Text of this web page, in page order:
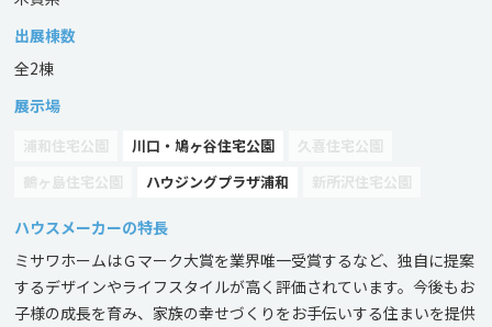
出展棟数
全2棟
展示場
浦和住宅公園 川口・鳩ヶ谷住宅公園
久喜住宅公園
鶴ヶ島住宅公園
ハウジングプラザ浦和 新所沢住宅公園
ハウスメーカーの特長
ミサワホームはＧマーク大賞を業界唯一受賞するなど、独自に提案
するデザインやライフスタイルが高く評価されています。今後もお
子様の成長を育み、家族の幸せづくりをお手伝いする住まいを提供